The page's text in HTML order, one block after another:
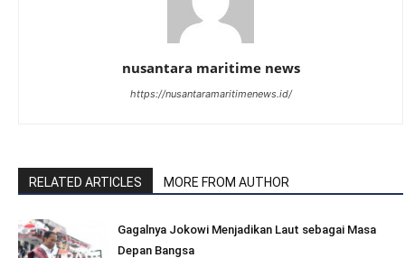
nusantara maritime news
https://nusantaramaritimenews.id/
RELATED ARTICLES MORE FROM AUTHOR
Gagalnya Jokowi Menjadikan Laut sebagai Masa
Depan Bangsa